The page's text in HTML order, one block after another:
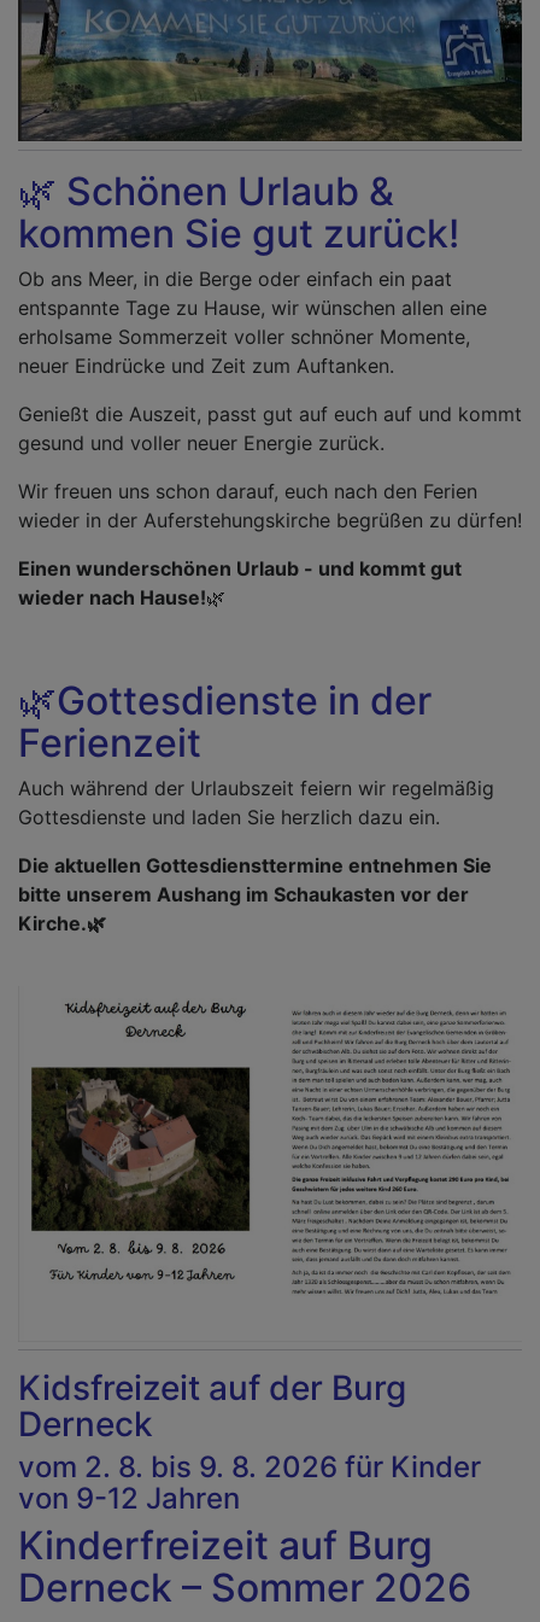
🌿 Schönen Urlaub &
kommen Sie gut zurück!
Ob ans Meer, in die Berge oder einfach ein paat
entspannte Tage zu Hause, wir wünschen allen eine
erholsame Sommerzeit voller schnöner Momente,
neuer Eindrücke und Zeit zum Auftanken.
Genießt die Auszeit, passt gut auf euch auf und kommt
gesund und voller neuer Energie zurück.
Wir freuen uns schon darauf, euch nach den Ferien
wieder in der Auferstehungskirche begrüßen zu dürfen!
Einen wunderschönen Urlaub - und kommt gut
wieder nach Hause!🌿
🌿Gottesdienste in der
Ferienzeit
Auch während der Urlaubszeit feiern wir regelmäßig
Gottesdienste und laden Sie herzlich dazu ein.
Die aktuellen Gottesdiensttermine entnehmen Sie
bitte unserem Aushang im Schaukasten vor der
Kirche.🌿
Kidsfreizeit auf der Burg
Derneck
vom 2. 8. bis 9. 8. 2026 für Kinder
von 9-12 Jahren
Kinderfreizeit auf Burg
Derneck – Sommer 2026